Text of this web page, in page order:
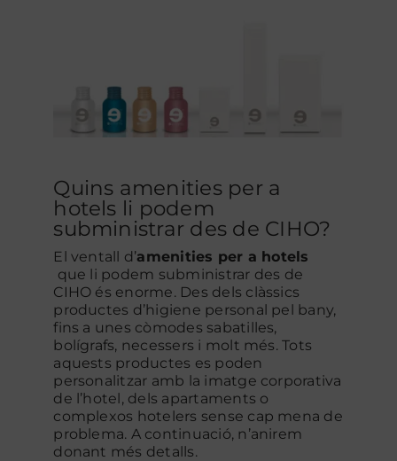
Quins amenities per a
hotels li podem
subministrar des de CIHO?
El ventall d’amenities per a hotels
que li podem subministrar des de
CIHO és enorme. Des dels clàssics
productes d’higiene personal pel bany,
fins a unes còmodes sabatilles,
bolígrafs, necessers i molt més. Tots
aquests productes es poden
personalitzar amb la imatge corporativa
de l’hotel, dels apartaments o
complexos hotelers sense cap mena de
problema. A continuació, n’anirem
donant més detalls.